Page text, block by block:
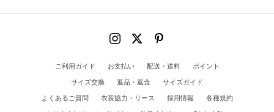
ご利用ガイド お支払い 配送・送料
ポイント
サイズ交換
返品・返金
サイズガイド
よくあるご質問
衣装協力・リース 採用情報
各種規約